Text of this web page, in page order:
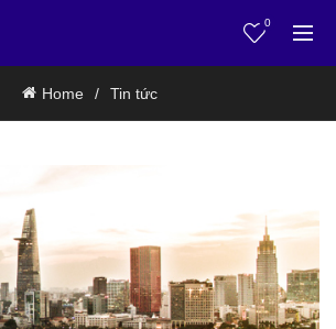
0
Home Tin tức